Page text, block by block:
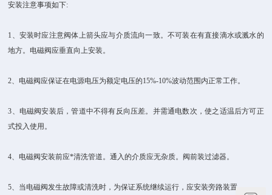
安装注意事项如下:
1、安装时应注意阀体上箭头应与介质流向一致。不可装在有直接滴水或溅水的
地方。电磁阀应垂直向上安装。
2、电磁阀应保证在电源电压为额定电压的15%-10%波动范围内正常工作。
3、电磁阀安装后，管道中不得有反向压差。并需通电数次，使之适温后方可正
式投入使用。
4、电磁阀安装前应*清洗管道。通入的介质应无杂质。阀前装过滤器。
5、当电磁阀发生故障或清洗时，为保证系统继续运行，应安装旁路装置。